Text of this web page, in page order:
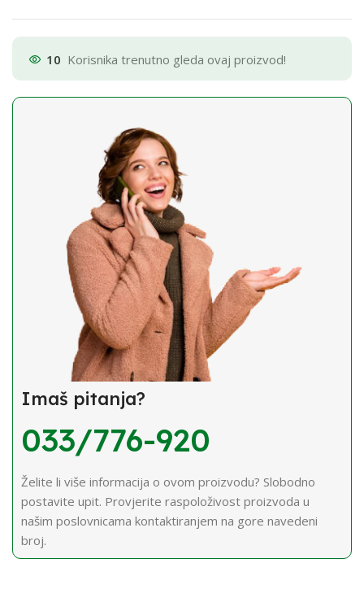
10 Korisnika trenutno gleda ovaj proizvod!
Imaš pitanja?
033/776-920
Želite li više informacija o ovom proizvodu? Slobodno
postavite upit. Provjerite raspoloživost proizvoda u
našim poslovnicama kontaktiranjem na gore navedeni
broj.